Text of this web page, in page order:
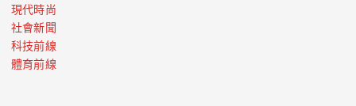
現代時尚
社會新聞
科技前線
體育前線